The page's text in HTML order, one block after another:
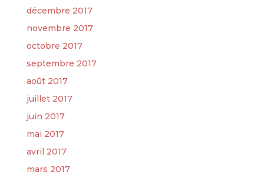
décembre 2017
novembre 2017
octobre 2017
septembre 2017
août 2017
juillet 2017
juin 2017
mai 2017
avril 2017
mars 2017